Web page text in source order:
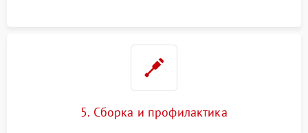
5. Сборка и профилактика